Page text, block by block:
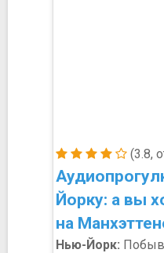
(3.8,
Йорку: а вы
на
Нью-Йорк: